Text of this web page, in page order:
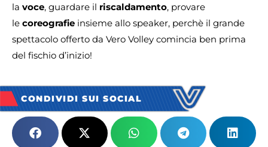
la voce, guardare il riscaldamento, provare
le coreografie insieme allo speaker, perchè il grande
spettacolo offerto da Vero Volley comincia ben prima
del fischio d’inizio!
CONDIVIDI SUI SOCIAL